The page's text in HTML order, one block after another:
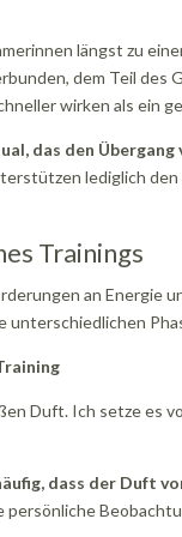
längst zu
dem Teil des
wirken als ein
das den
lediglich
Trainings
an Energie
unterschiedlichen
Duft. Ich setze es
dass der Duft
persönliche